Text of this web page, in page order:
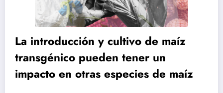
La introducción y cultivo de maíz
transgénico pueden tener un
impacto en otras especies de maíz